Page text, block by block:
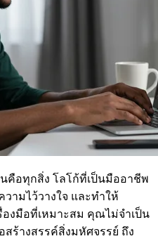
คือทุกสิ่ง โลโก้ที่เป็นมืออาชีพ
ามไว้วางใจ และทำให้
งมือที่เหมาะสม คุณไม่จำเป็น
สร้างสรรค์สิ่งมหัศจรรย์ ถึง